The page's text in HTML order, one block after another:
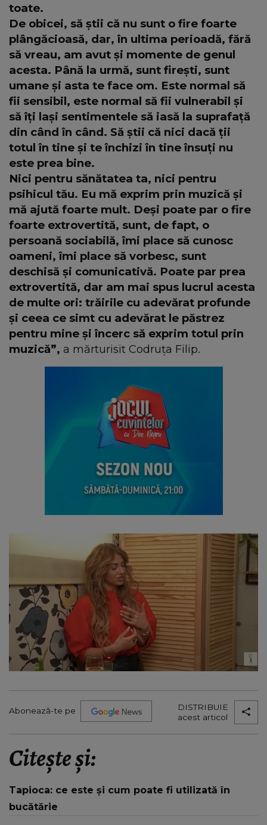
toate.
De obicei, să știi că nu sunt o fire foarte
plângăcioasă, dar, în ultima perioadă, fără
să vreau, am avut și momente de genul
acesta. Până la urmă, sunt firești, sunt
umane și asta te face om. Este normal să
fii sensibil, este normal să fii vulnerabil și
să îți lași sentimentele să iasă la suprafață
din când în când. Să știi că nici dacă ții
totul în tine și te închizi în tine însuți nu
este prea bine.
Nici pentru sănătatea ta, nici pentru
psihicul tău. Eu mă exprim prin muzică și
mă ajută foarte mult. Deși poate par o fire
foarte extrovertită, sunt, de fapt, o
persoană sociabilă, îmi place să cunosc
oameni, îmi place să vorbesc, sunt
deschisă și comunicativă. Poate par prea
extrovertită, dar am mai spus lucrul acesta
de multe ori: trăirile cu adevărat profunde
și ceea ce simt cu adevărat le păstrez
pentru mine și încerc să exprim totul prin
muzică”, a mărturisit Codruța Filip.
Abonează-te pe
DISTRIBUIE
acest articol
Citește și:
Tapioca: ce este și cum poate fi utilizată în
bucătărie